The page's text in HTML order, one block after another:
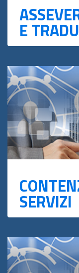
E
SERVIZI